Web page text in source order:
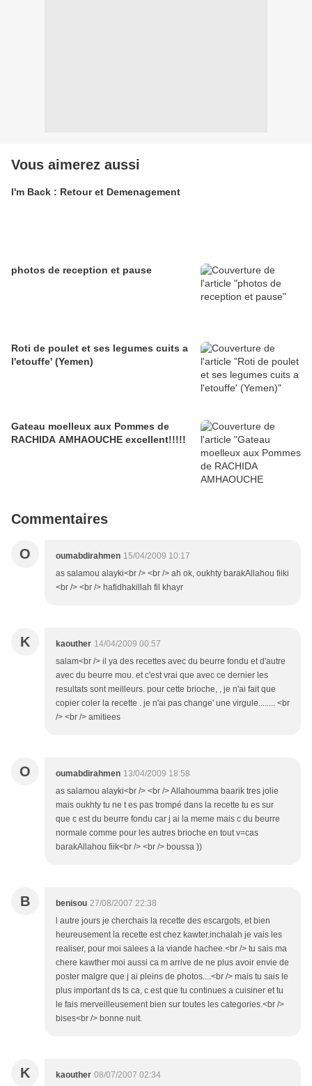
Vous aimerez aussi
I'm Back : Retour et Demenagement
photos de reception et pause
Roti de poulet et ses legumes cuits a
l'etouffe' (Yemen)
Gateau moelleux aux Pommes de
RACHIDA AMHAOUCHE excellent!!!!!
Commentaires
O oumabdirahmen 15/04/2009 10:17
as salamou alayki<br /> <br /> ah ok, oukhty barakAllahou fiiki
<br /> <br /> hafidhakillah fil khayr
K kaouther 14/04/2009 00:57
salam<br /> il ya des recettes avec du beurre fondu et d'autre
avec du beurre mou. et c'est vrai que avec ce dernier les
resultats sont meilleurs. pour cette brioche, , je n'ai fait que
copier coler la recette . je n'ai pas change' une virgule........ <br
/> <br /> amitiees
O oumabdirahmen 13/04/2009 18:58
as salamou alayki<br /> <br /> Allahoumma baarik tres jolie
mais oukhty tu ne t es pas trompé dans la recette tu es sur
que c est du beurre fondu car j ai la meme mais c du beurre
normale comme pour les autres brioche en tout v=cas
barakAllahou fiik<br /> <br /> boussa ))
B benisou 27/08/2007 22:38
l autre jours je cherchais la recette des escargots, et bien
heureusement la recette est chez kawter.inchalah je vais les
realiser, pour moi salees a la viande hachee.<br /> tu sais ma
chere kawther moi aussi ca m arrive de ne plus avoir envie de
poster malgre que j ai pleins de photos....<br /> mais tu sais le
plus important ds ts ca, c est que tu continues a cuisiner et tu
le fais merveilleusement bien sur toutes les categories.<br />
bises<br /> bonne nuit.
K kaouther 08/07/2007 02:34